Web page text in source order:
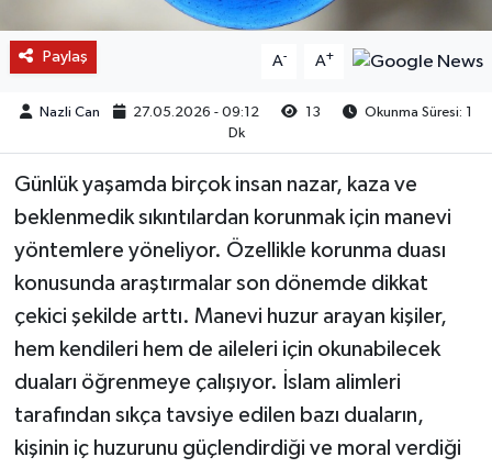
Paylaş A- A+
Nazli Can 27.05.2026 - 09:12 13
Okunma Süresi: 1
Dk
Günlük yaşamda birçok insan nazar, kaza ve
beklenmedik sıkıntılardan korunmak için manevi
yöntemlere yöneliyor. Özellikle korunma duası
konusunda araştırmalar son dönemde dikkat
çekici şekilde arttı. Manevi huzur arayan kişiler,
hem kendileri hem de aileleri için okunabilecek
duaları öğrenmeye çalışıyor. İslam alimleri
tarafından sıkça tavsiye edilen bazı duaların,
kişinin iç huzurunu güçlendirdiği ve moral verdiği